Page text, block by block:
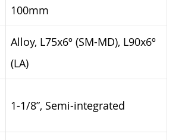
100mm
Alloy, L75x6º (SM-MD), L90x6º
(LA)
1-1/8”, Semi-integrated